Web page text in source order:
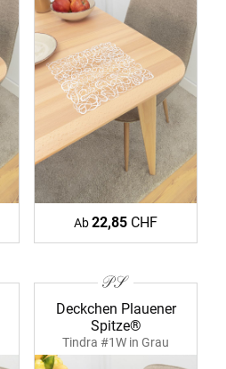
Ab22,85 CHF
Deckchen Plauener
Spitze®
Tindra #1W in Grau
39374